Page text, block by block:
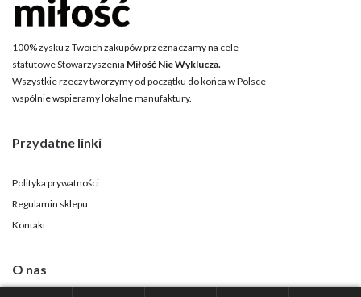
100% zysku z Twoich zakupów przeznaczamy na cele
statutowe Stowarzyszenia Miłość Nie Wyklucza.
Wszystkie rzeczy tworzymy od początku do końca w Polsce –
wspólnie wspieramy lokalne manufaktury.
Przydatne linki
Polityka prywatności
Regulamin sklepu
Kontakt
O nas